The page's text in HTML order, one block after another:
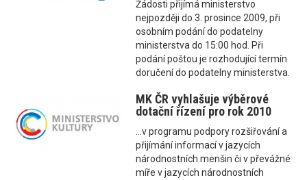
Žádosti přijímá ministerstvo
nejpozději do 3. prosince 2009, při
osobním podání do podatelny
ministerstva do 15:00 hod. Při
podání poštou je rozhodující termín
doručení do podatelny ministerstva.
MK ČR vyhlašuje výběrové
dotační řízení pro rok 2010
...v programu podpory rozšiřování a
přijímání informací v jazycích
národnostních menšin či v převážné
míře v jazycích národnostních